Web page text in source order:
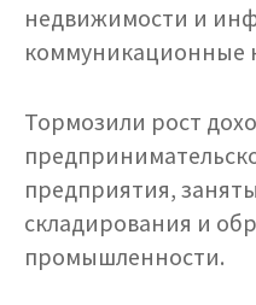
недвижимости и
коммуникационные
Тормозили рост
предприятия,
складирования и
промышленности.